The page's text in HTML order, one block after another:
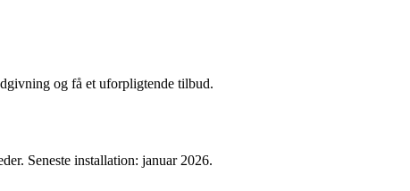
og få et uforpligtende tilbud.
Seneste installation: januar 2026.